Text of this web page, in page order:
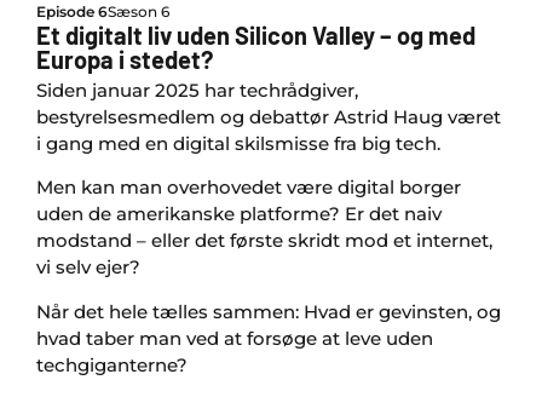
Episode 6Sæson 6
Et digitalt liv uden Silicon Valley – og med
Europa i stedet?
Siden januar 2025 har techrådgiver,
bestyrelsesmedlem og debattør Astrid Haug været
i gang med en digital skilsmisse fra big tech.
Men kan man overhovedet være digital borger
uden de amerikanske platforme? Er det naiv
modstand – eller det første skridt mod et internet,
vi selv ejer?
Når det hele tælles sammen: Hvad er gevinsten, og
hvad taber man ved at forsøge at leve uden
techgiganterne?